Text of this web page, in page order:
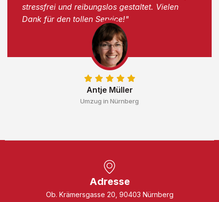
Antje Müller
Umzug in Nürnberg
stressfrei und reibungslos gestaltet. Vielen
Dank für den tollen Service!"
Adresse
Ob. Krämersgasse 20, 90403 Nürnberg